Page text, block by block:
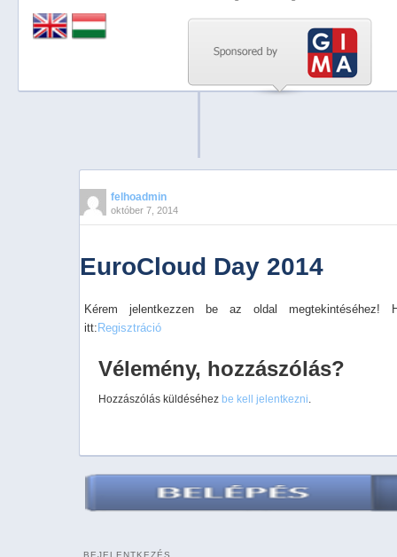
felhoadmin
október 7, 2014
EuroCloud Day 2014
Kérem jelentkezzen be az oldal megtekintéséhez!
itt: Regisztráció
Vélemény, hozzászólás?
Hozzászólás küldéséhez be kell jelentkezni.
BEJELENTKEZÉS